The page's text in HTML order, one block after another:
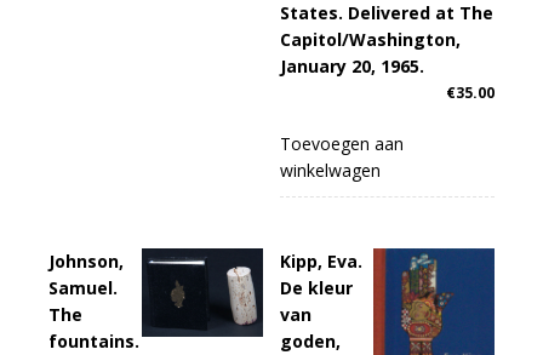
States. Delivered at The
Capitol/Washington,
January 20, 1965.
€35.00
Toevoegen aan
winkelwagen
Johnson,
Samuel.
The
fountains.
Kipp, Eva.
De kleur
van
goden,